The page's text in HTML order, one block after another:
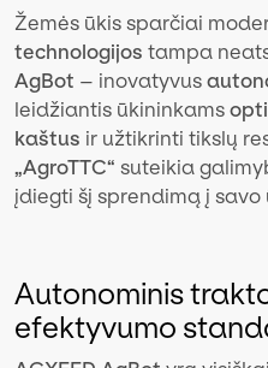
Žemės ūkis sparčiai
technologijos tampa
AgBot – inovatyvus
leidžiantis ūkininkams
kaštus ir užtikrinti tikslų
„AgroTTC“ suteikia
įdiegti šį sprendimą į savo
Autonominis
efektyvumo